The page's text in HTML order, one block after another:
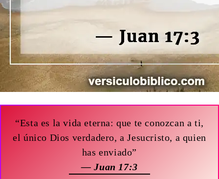
“Esta es la vida eterna: que te conozcan a ti,
el único Dios verdadero, a Jesucristo, a quien
has enviado”
— Juan 17:3